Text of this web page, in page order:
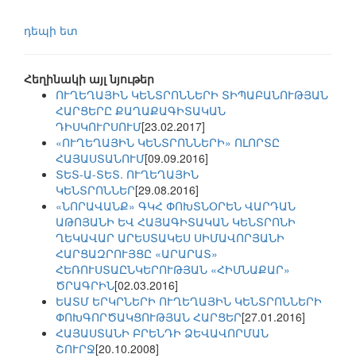
դեպի ետ
Հեղինակի այլ նյութեր
ՈՒՂԵՂԱՅԻՆ ԿԵՆՏՐՈՆՆԵՐԻ ՏԻՊԱԲԱՆՈՒԹՅԱՆ
ՀԱՐՑԵՐԸ ՔԱՂԱՔԱԳԻՏԱԿԱՆ
ԴԻՍԿՈՒՐՍՈՒՄ[23.02.2017]
«ՈՒՂԵՂԱՅԻՆ ԿԵՆՏՐՈՆՆԵՐԻ» ՈԼՈՐՏԸ
ՀԱՅԱՍՏԱՆՈՒՄ[09.09.2016]
ՏԵՏ-Ա-ՏԵՏ. ՈՒՂԵՂԱՅԻՆ
ԿԵՆՏՐՈՆՆԵՐ[29.08.2016]
«ՆՈՐԱՎԱՆՔ» ԳԿՀ ՓՈԽՏՆՕՐԵՆ ՎԱՐԴԱՆ
ԱԹՈՅԱՆԻ ԵՎ ՀԱՅԱԳԻՏԱԿԱՆ ԿԵՆՏՐՈՆԻ
ՂԵԿԱՎԱՐ ԱՐԵՍՏԱԿԵՍ ՍԻՄԱՎՈՐՅԱՆԻ
ՀԱՐՑԱԶՐՈՒՅՑԸ «ԱՐԱՐԱՏ»
ՀԵՌՈՒՍՏԱԸՆԿԵՐՈՒԹՅԱՆ «ՀԻՄՆԱՔԱՐ»
ԾՐԱԳՐԻՆ[02.03.2016]
ԵԱՏՄ ԵՐԿՐՆԵՐԻ ՈՒՂԵՂԱՅԻՆ ԿԵՆՏՐՈՆՆԵՐԻ
ՓՈԽԳՈՐԾԱԿՑՈՒԹՅԱՆ ՀԱՐՑԵՐ[27.01.2016]
ՀԱՅԱՍՏԱՆԻ ԲՐԵՆԴԻ ՁԵՎԱՎՈՐՄԱՆ
ՇՈՒՐՋ[20.10.2008]